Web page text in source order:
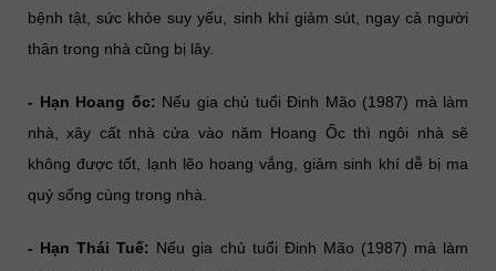
bệnh tật, sức khỏe suy yếu, sinh khí giảm sút, ngay cả người
thân trong nhà cũng bị lây.
- Hạn Hoang ốc: Nếu gia chủ tuổi Đinh Mão (1987) mà làm
nhà, xây cất nhà cửa vào năm Hoang Ốc thì ngôi nhà sẽ
không được tốt, lạnh lẽo hoang vắng, giảm sinh khí dễ bị ma
quỷ sống cùng trong nhà.
- Hạn Thái Tuế: Nếu gia chủ tuổi Đinh Mão (1987) mà làm